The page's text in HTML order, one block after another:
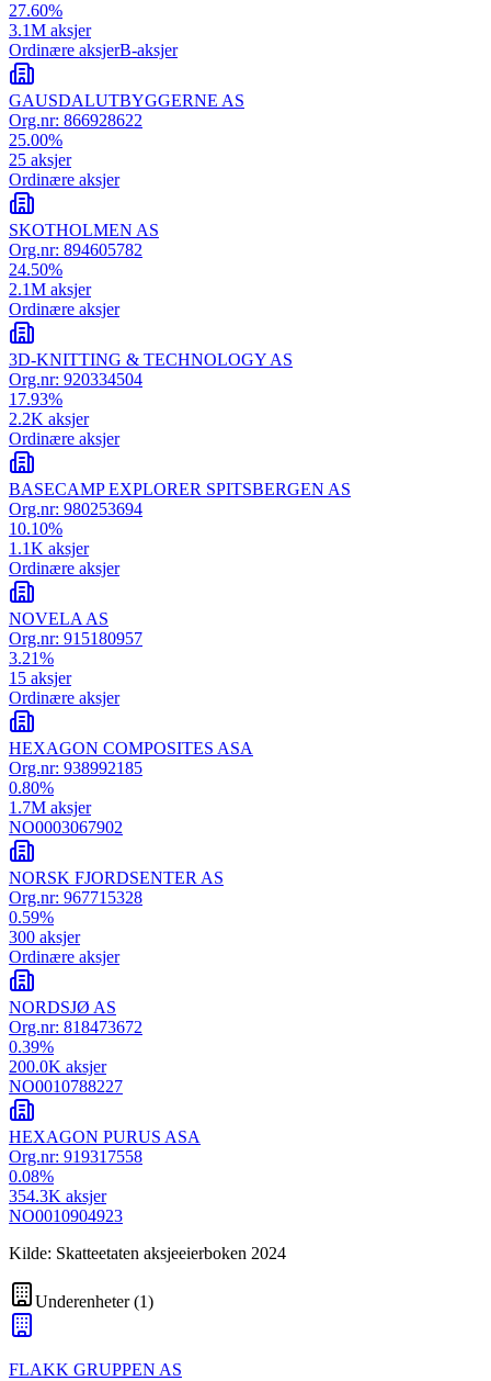
27.60%
3.1M aksjer
Ordinære aksjerB-aksjer
GAUSDALUTBYGGERNE AS
Org.nr: 866928622
25.00%
25 aksjer
Ordinære aksjer
SKOTHOLMEN AS
Org.nr: 894605782
24.50%
2.1M aksjer
Ordinære aksjer
3D-KNITTING & TECHNOLOGY AS
Org.nr: 920334504
17.93%
2.2K aksjer
Ordinære aksjer
BASECAMP EXPLORER SPITSBERGEN AS
Org.nr: 980253694
10.10%
1.1K aksjer
Ordinære aksjer
NOVELA AS
Org.nr: 915180957
3.21%
15 aksjer
Ordinære aksjer
HEXAGON COMPOSITES ASA
Org.nr: 938992185
0.80%
1.7M aksjer
NO0003067902
NORSK FJORDSENTER AS
Org.nr: 967715328
0.59%
300 aksjer
Ordinære aksjer
NORDSJØ AS
Org.nr: 818473672
0.39%
200.0K aksjer
NO0010788227
HEXAGON PURUS ASA
Org.nr: 919317558
0.08%
354.3K aksjer
NO0010904923
Kilde: Skatteetaten aksjeeierboken 2024
Underenheter(1)
FLAKK GRUPPEN AS